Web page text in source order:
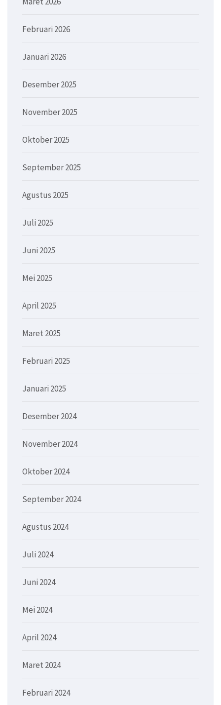
Februari 2026
Januari 2026
Desember 2025
November 2025
Oktober 2025
September 2025
Agustus 2025
Juli 2025
Juni 2025
Mei 2025
April 2025
Maret 2025
Februari 2025
Januari 2025
Desember 2024
November 2024
Oktober 2024
September 2024
Agustus 2024
Juli 2024
Juni 2024
Mei 2024
April 2024
Maret 2024
Februari 2024